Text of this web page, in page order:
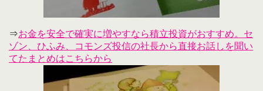
⇒お金を安全で確実に増やすなら積立投資がおすすめ。セ
ゾン、ひふみ、コモンズ投信の社長から直接お話しを聞い
てたまとめはこちらから